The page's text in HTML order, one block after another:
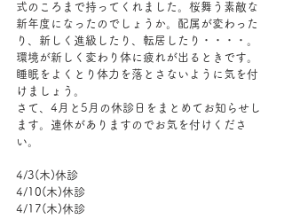
式のころまで持ってくれました。桜舞う素敵な
新年度になったのでしょうか。配属が変わった
り、新しく進級したり、転居したり・・・・。
環境が新しく変わり体に疲れが出るときです。
睡眠をよくとり体力を落とさないように気を付
けましょう。
さて、4月と5月の休診日をまとめてお知らせし
ます。連休がありますのでお気を付けくださ
い。
4/3(木)休診
4/10(木)休診
4/17(木)休診